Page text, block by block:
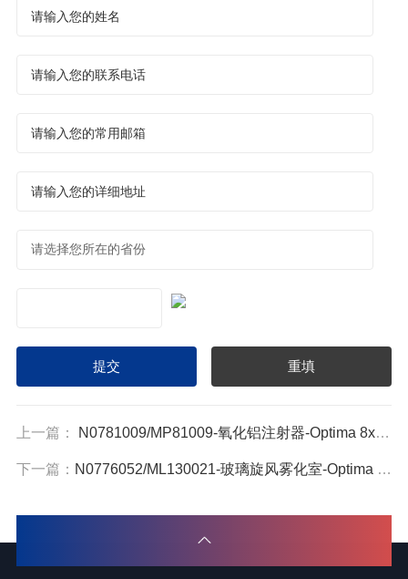
上一篇： N0781009/MP81009-氧化铝注射器-Optima 8x00 ICP-OES 耗材配件
下一篇： N0776052/ML130021-玻璃旋风雾化室-Optima 8x00 ICP-OES 耗材配件